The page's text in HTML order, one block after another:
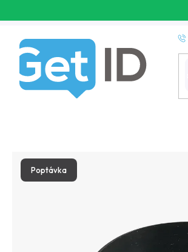
Poptávka